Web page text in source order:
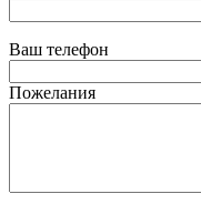
Ваш телефон
Пожелания